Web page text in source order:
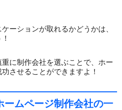
ーションが取れるかどうかは、
に制作会社を選ぶことで、ホー
させることができますよ！
ームページ制作会社の一